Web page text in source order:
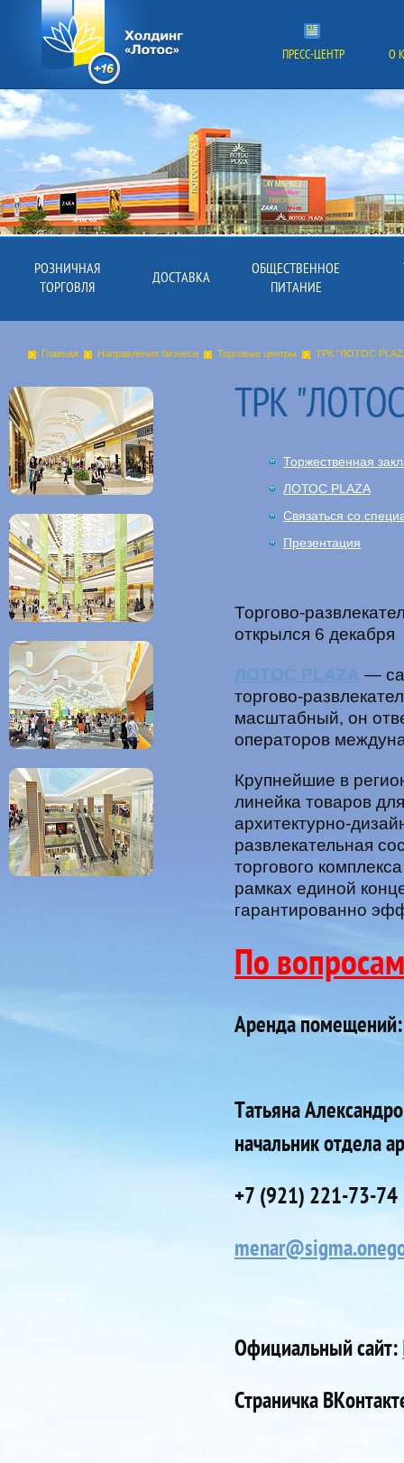
ПРЕСС-ЦЕНТР О
РОЗНИЧНАЯ
ТОРГОВЛЯ
ДОСТАВКА
ОБЩЕСТВЕННОЕ
ПИТАНИЕ
Главная Направления бизнеса Торговые центры ТРК "ЛОТОС
ТРК
Торжественная
ЛОТОС PLAZA
Связаться со
Презентация
Торгово-
открылся 6 декабря
ЛОТОС PLAZA —
торгово-
масштабный, он
операторов
Крупнейшие в
линейка товаров
архитектурно-
развлекательная
торгового
рамках единой
гарантированно
По
Аренда помещений:
Татьяна
начальник отдела
+7 (921) 221-73-74
Официальный сайт:
Страничка